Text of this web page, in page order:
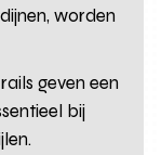
worden
geven een
bij